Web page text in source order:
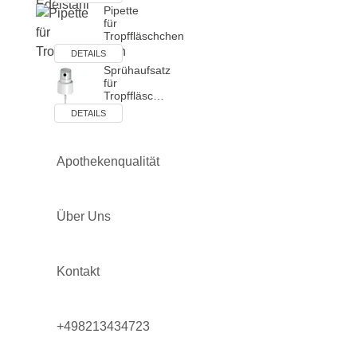
Pipette
für
Tropffläschchen
DETAILS
Sprühaufsatz
für
Tropffläsc…
DETAILS
Apothekenqualität
Über Uns
Kontakt
+498213434723